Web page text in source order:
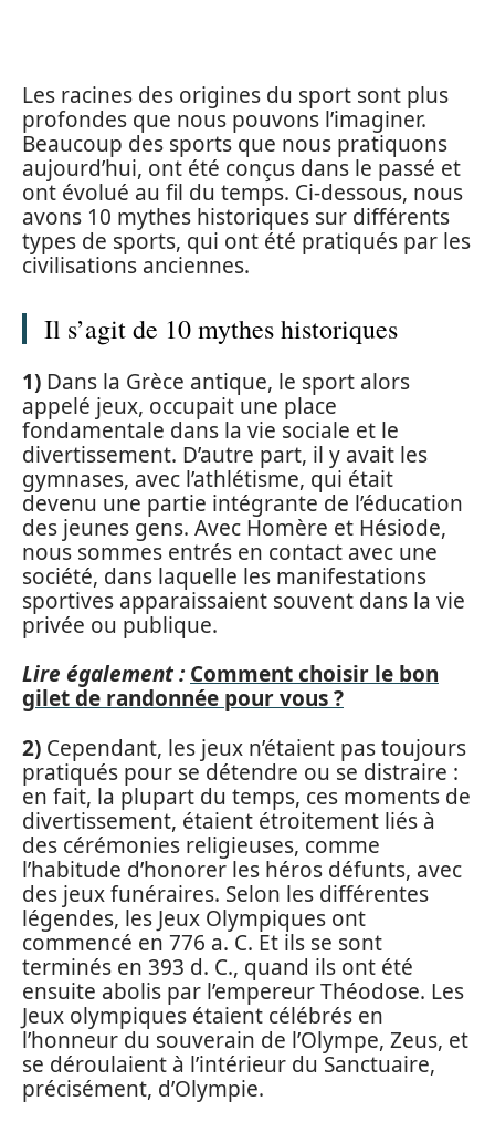
Les racines des origines du sport sont plus
profondes que nous pouvons l’imaginer.
Beaucoup des sports que nous pratiquons
aujourd’hui, ont été conçus dans le passé et
ont évolué au fil du temps. Ci-dessous, nous
avons 10 mythes historiques sur différents
types de sports, qui ont été pratiqués par les
civilisations anciennes.
Il s’agit de 10 mythes historiques
1) Dans la Grèce antique, le sport alors
appelé jeux, occupait une place
fondamentale dans la vie sociale et le
divertissement. D’autre part, il y avait les
gymnases, avec l’athlétisme, qui était
devenu une partie intégrante de l’éducation
des jeunes gens. Avec Homère et Hésiode,
nous sommes entrés en contact avec une
société, dans laquelle les manifestations
sportives apparaissaient souvent dans la vie
privée ou publique.
Lire également : Comment choisir le bon
gilet de randonnée pour vous ?
2) Cependant, les jeux n’étaient pas toujours
pratiqués pour se détendre ou se distraire :
en fait, la plupart du temps, ces moments de
divertissement, étaient étroitement liés à
des cérémonies religieuses, comme
l’habitude d’honorer les héros défunts, avec
des jeux funéraires. Selon les différentes
légendes, les Jeux Olympiques ont
commencé en 776 a. C. Et ils se sont
terminés en 393 d. C., quand ils ont été
ensuite abolis par l’empereur Théodose. Les
Jeux olympiques étaient célébrés en
l’honneur du souverain de l’Olympe, Zeus, et
se déroulaient à l’intérieur du Sanctuaire,
précisément, d’Olympie.